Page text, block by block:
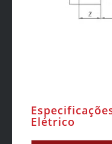
Elétrico